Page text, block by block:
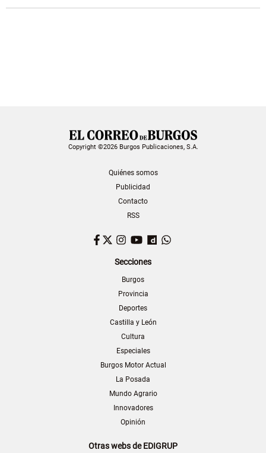
Copyright ©2026 Burgos Publicaciones, S.A.
Quiénes somos
Publicidad
Contacto
RSS
Facebook
TwitterInstagram
YouTubeDailymotion
Secciones
Burgos
Provincia
Deportes
Castilla y León
Cultura
Especiales
Burgos Motor Actual
La Posada
Mundo Agrario
Innovadores
Opinión
Otras webs de EDIGRUP